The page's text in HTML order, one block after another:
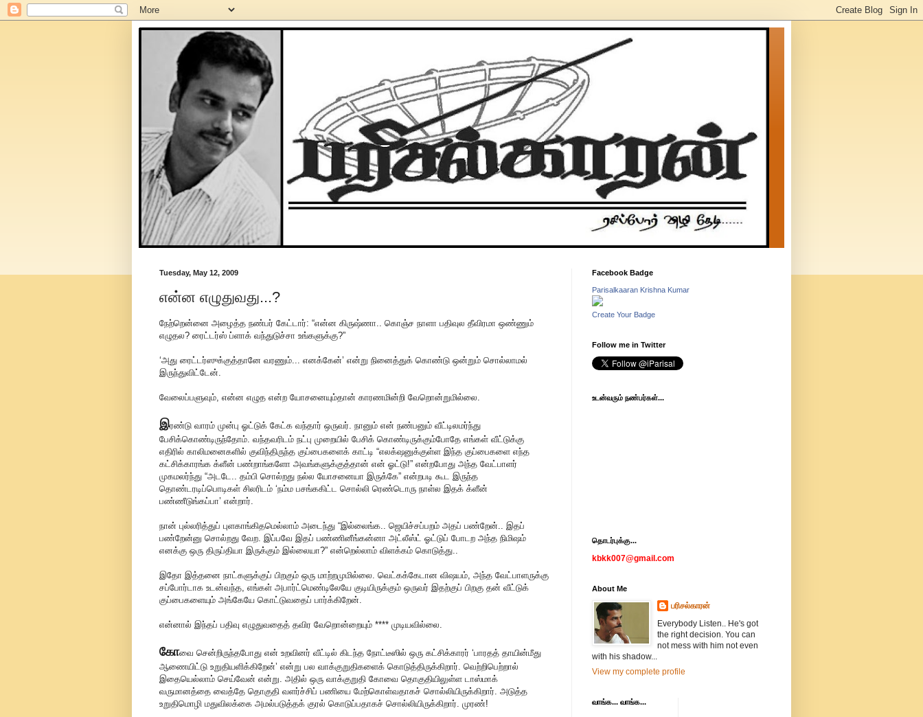
Tuesday, May 12, 2009
என்ன எழுதுவது...?
நேற்றென்னை அழைத்த நண்பர் கேட்டார்: “என்ன கிருஷ்ணா.. கொஞ்ச நாளா பதிவுல தீவிரமா ஒண்ணும்
எழுதல? ரைட்டர்ஸ் ப்ளாக் வந்துடுச்சா உங்களுக்கு?”
‘அது ரைட்டர்ஸுக்குத்தானே வரணும்... எனக்கேன்’ என்று நினைத்துக் கொண்டு ஒன்றும் சொல்லாமல்
இருந்துவிட்டேன்.
வேலைப்பளுவும், என்ன எழுத என்ற யோசனையும்தான் காரணமின்றி வேறொன்றுமில்லை.
இரண்டு வாரம் முன்பு ஓட்டுக் கேட்க வந்தார் ஒருவர். நானும் என் நண்பனும் வீட்டிலமர்ந்து
பேசிக்கொண்டிருந்தோம். வந்தவரிடம் நட்பு முறையில் பேசிக் கொண்டிருக்கும்போதே எங்கள் வீட்டுக்கு
எதிரில் காலிமனைகளில் குவிந்திருந்த குப்பைகளைக் காட்டி “எலக்‌ஷனுக்குள்ள இந்த குப்பைகளை எந்த
கட்சிக்காரங்க க்ளீன் பண்றாங்களோ அவங்களுக்குத்தான் என் ஓட்டு!” என்றபோது அந்த வேட்பாளர்
முகமலர்ந்து “அடடே.. தம்பி சொல்றது நல்ல யோசனையா இருக்கே” என்றபடி கூட இருந்த
தொண்டரடிப்பொடிகள் சிலரிடம் ‘நம்ம பசங்ககிட்ட சொல்லி ரெண்டொரு நாள்ல இதக் க்ளீன்
பண்ணீடுங்கப்பா’ என்றார்.
நான் புல்லரித்துப் புளகாங்கிதமெல்லாம் அடைந்து “இல்லைங்க.. ஜெயிச்சப்பறம் அதப் பண்றேன்.. இதப்
பண்றேன்னு சொல்றது வேற. இப்பவே இதப் பண்ணினீங்கன்னா அட்லீஸ்ட் ஓட்டுப் போடற அந்த நிமிஷம்
எனக்கு ஒரு திருப்தியா இருக்கும் இல்லையா?” என்றெல்லாம் விளக்கம் கொடுத்து..
இதோ இத்தனை நாட்களுக்குப் பிறகும் ஒரு மாற்றமுமில்லை. வெட்கக்கேடான விஷயம், அந்த வேட்பாளருக்கு
சப்போர்டாக உடன்வந்த, எங்கள் அபார்ட்மெண்டிலேயே குடியிருக்கும் ஒருவர் இதற்குப் பிறகு தன் வீட்டுக்
குப்பைகளையும் அங்கேயே கொட்டுவதைப் பார்க்கிறேன்.
என்னால் இந்தப் பதிவு எழுதுவதைத் தவிர வேறொன்றையும் **** முடியவில்லை.
கோவை சென்றிருந்தபோது என் உறவினர் வீட்டில் கிடந்த நோட்டீஸில் ஒரு கட்சிக்காரர் ‘பாரதத் தாயின்மீது
ஆணையிட்டு உறுதியளிக்கிறேன்’ என்று பல வாக்குறுதிகளைக் கொடுத்திருக்கிறார். வெற்றிபெற்றால்
இதையெல்லாம் செய்வேன் என்று. அதில் ஒரு வாக்குறுதி கோவை தொகுதியிலுள்ள டாஸ்மாக்
வருமானத்தை வைத்தே தொகுதி வளர்ச்சிப் பணியை மேற்கொள்வதாகச் சொல்லியிருக்கிறார். அடுத்த
உறுதிமொழி மதுவிலக்கை அமல்படுத்தக் குரல் கொடுப்பதாகச் சொல்லியிருக்கிறார். முரண்!
Facebook Badge
Parisalkaaran Krishna Kumar
Create Your Badge
Follow me in Twitter
உடன்வரும் நண்பர்கள்...
தொடர்புக்கு...
kbkk007@gmail.com
About Me
பரிசல்காரன்
Everybody Listen.. He's got
the right decision. You can
not mess with him not even
with his shadow...
View my complete profile
வாங்க... வாங்க...